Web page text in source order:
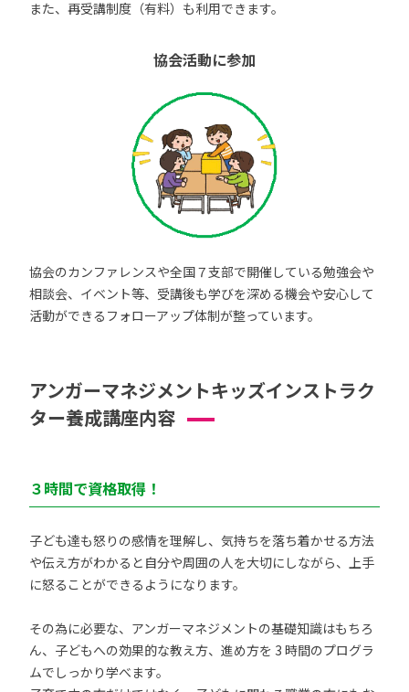
また、再受講制度（有料）も利用できます。
協会活動に参加
協会のカンファレンスや全国７支部で開催している勉強会や
相談会、イベント等、受講後も学びを深める機会や安心して
活動ができるフォローアップ体制が整っています。
アンガーマネジメントキッズインストラク
ター養成講座内容
３時間で資格取得！
子ども達も怒りの感情を理解し、気持ちを落ち着かせる方法
や伝え方がわかると自分や周囲の人を大切にしながら、上手
に怒ることができるようになります。
その為に必要な、アンガーマネジメントの基礎知識はもちろ
ん、子どもへの効果的な教え方、進め方を 3 時間のプログラ
ムでしっかり学べます。